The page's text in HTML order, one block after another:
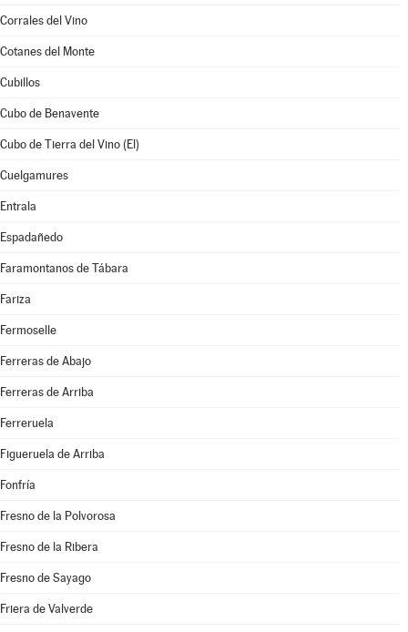
Corrales del Vino
Cotanes del Monte
Cubillos
Cubo de Benavente
Cubo de Tierra del Vino (El)
Cuelgamures
Entrala
Espadañedo
Faramontanos de Tábara
Fariza
Fermoselle
Ferreras de Abajo
Ferreras de Arriba
Ferreruela
Figueruela de Arriba
Fonfría
Fresno de la Polvorosa
Fresno de la Ribera
Fresno de Sayago
Friera de Valverde